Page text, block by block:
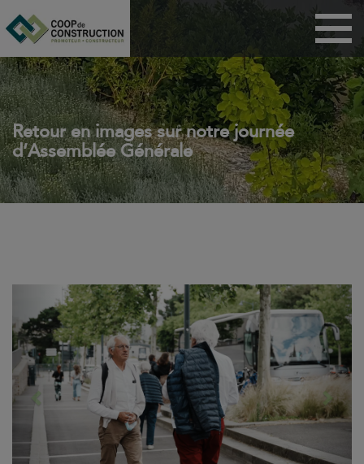
Retour en images sur notre journée
d’Assemblée Générale
Previous Next
Maisons
Appartements
BRS
PSLA
ANRU
construction
Technicoop
Actualités
Contact
Coop et Nous
Suivez-nous sur